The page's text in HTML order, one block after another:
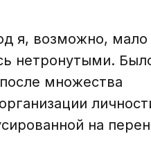
я, возможно,
нетронутыми.
множества
на